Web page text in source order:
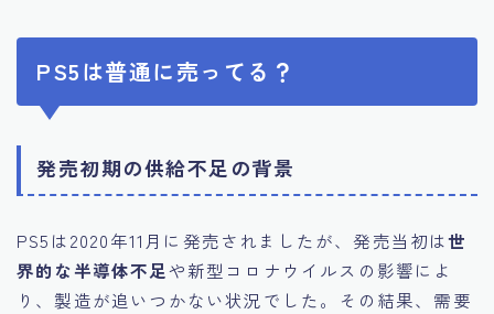
PS5は普通に売ってる？
発売初期の供給不足の背景
PS5は2020年11月に発売されましたが、発売当初は世
界的な半導体不足や新型コロナウイルスの影響によ
り、製造が追いつかない状況でした。その結果、需要